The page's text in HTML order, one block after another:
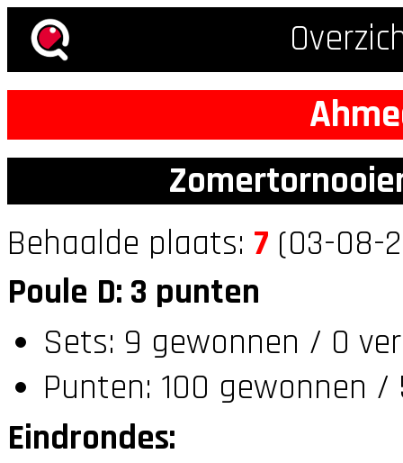
Behaalde plaats: 7 (03-08-
Poule D: 3 punten
Sets: 9 gewonnen / 0
Punten: 100 gewonnen /
Eindrondes: